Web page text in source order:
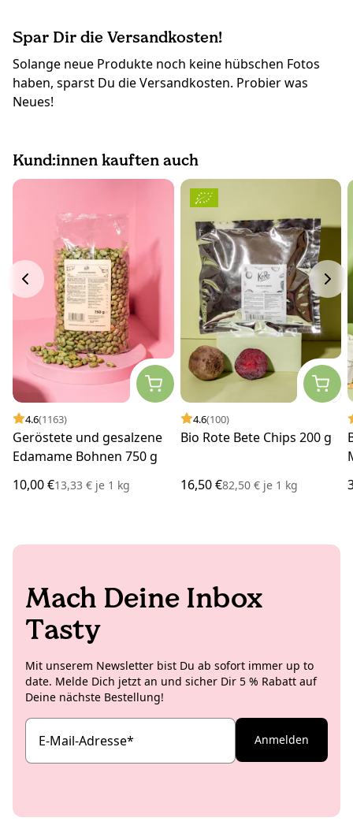
Spar Dir die Versandkosten!
Solange neue Produkte noch keine hübschen Fotos
haben, sparst Du die Versandkosten. Probier was
Neues!
Kund:innen kauften auch
4.6(1163)
Geröstete und gesalzene
Edamame Bohnen 750 g
10,00 €13,33 € je 1 kg
4.6(100)
Bio Rote Bete Chips 200 g
16,50 €82,50 € je1 kg
Mach Deine Inbox
Tasty
Mit unserem Newsletter bist Du ab sofort immer up to
date. Melde Dich jetzt an und sicher Dir 5 % Rabatt auf
Deine nächste Bestellung!
E-Mail-Adresse* Anmelden